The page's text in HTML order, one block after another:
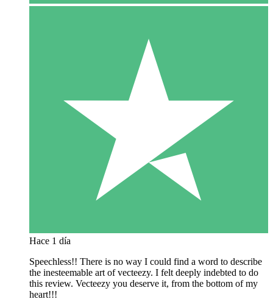
Hace 1 día
Speechless!! There is no way I could find a word to describe
the inesteemable art of vecteezy. I felt deeply indebted to do
this review. Vecteezy you deserve it, from the bottom of my
heart!!!